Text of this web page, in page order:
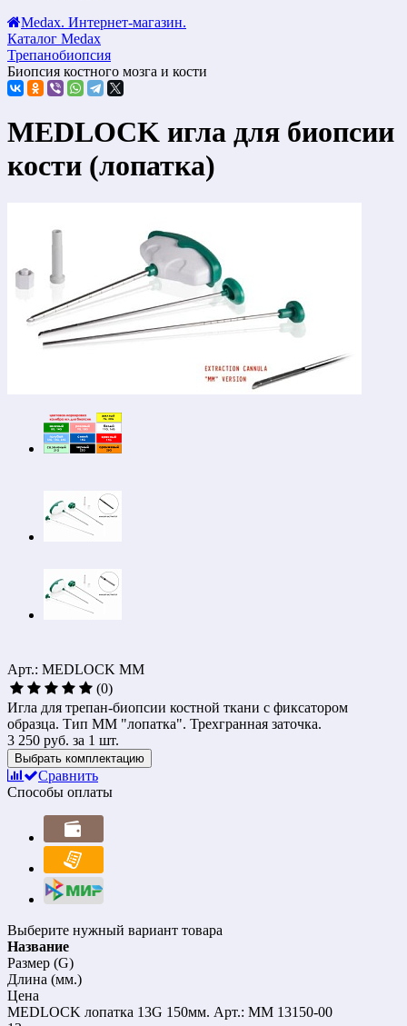
Medax. Интернет-магазин.
Каталог Medax
Трепанобиопсия
Биопсия костного мозга и кости
MEDLOCK игла для биопсии
кости (лопатка)
Арт.: MEDLOCK MM
(0)
Игла для трепан-биопсии костной ткани с фиксатором
образца. Тип MM "лопатка". Трехгранная заточка.
3 250 руб. за 1 шт.
Выбрать комплектацию
Сравнить
Способы оплаты
Выберите нужный вариант товара
Название
Размер (G)
Длина (мм.)
Цена
MEDLOCK лопатка 13G 150мм. Арт.: MM 13150-00